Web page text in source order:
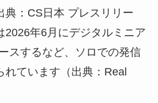
典：CS日本 プレスリリー
2026年6月にデジタルミニア
スするなど、ソロでの発信
れています（出典：Real